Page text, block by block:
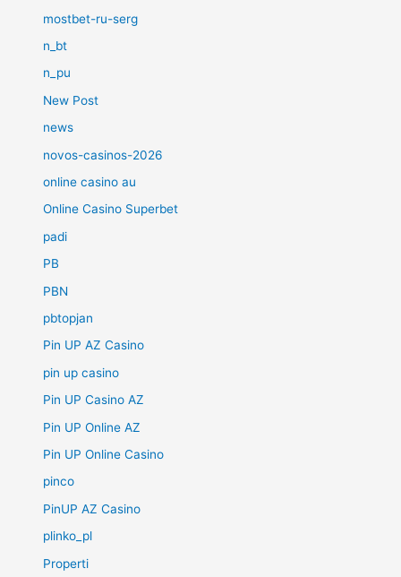
mostbet-ru-serg
n_bt
n_pu
New Post
news
novos-casinos-2026
online casino au
Online Casino Superbet
padi
PB
PBN
pbtopjan
Pin UP AZ Casino
pin up casino
Pin UP Casino AZ
Pin UP Online AZ
Pin UP Online Casino
pinco
PinUP AZ Casino
plinko_pl
Properti